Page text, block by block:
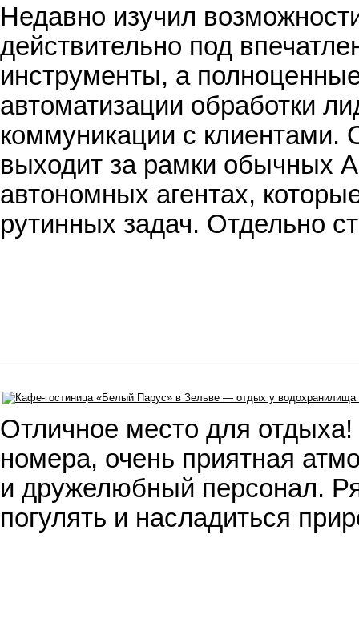
Недавно изучил
действительно под
инструменты, а
автоматизации обработки
коммуникации с клиентами.
выходит за рамки обычных
автономных агентах,
рутинных задач. Отдельно
Отличное место для
номера, очень приятная
и дружелюбный персонал.
погулять и насладиться